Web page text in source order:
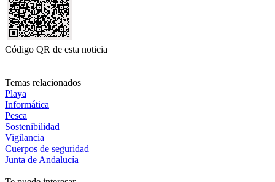
Código QR de esta noticia
Temas relacionados
Playa
Informática
Pesca
Sostenibilidad
Vigilancia
Cuerpos de seguridad
Junta de Andalucía